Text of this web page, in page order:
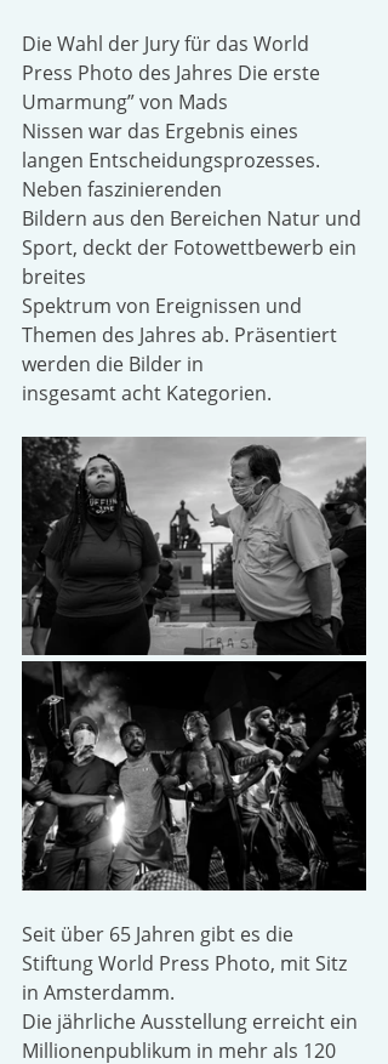
Die Wahl der Jury für das World
Press Photo des Jahres Die erste
Umarmung” von Mads
Nissen war das Ergebnis eines
langen Entscheidungsprozesses.
Neben faszinierenden
Bildern aus den Bereichen Natur und
Sport, deckt der Fotowettbewerb ein
breites
Spektrum von Ereignissen und
Themen des Jahres ab. Präsentiert
werden die Bilder in
insgesamt acht Kategorien.
Seit über 65 Jahren gibt es die
Stiftung World Press Photo, mit Sitz
in Amsterdamm.
Die jährliche Ausstellung erreicht ein
Millionenpublikum in mehr als 120